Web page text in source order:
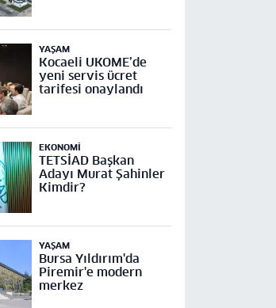
YAŞAM
Kocaeli UKOME’de
yeni servis ücret
tarifesi onaylandı
EKONOMI
TETSİAD Başkan
Adayı Murat Şahinler
Kimdir?
YAŞAM
Bursa Yıldırım'da
Piremir'e modern
merkez